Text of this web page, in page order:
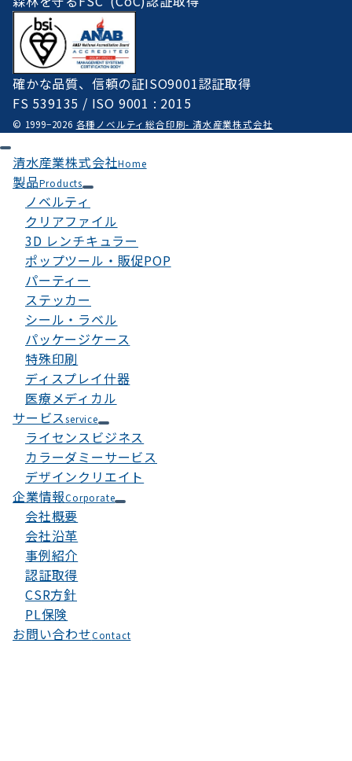
確かな品質、信頼の証ISO9001認証取得
FS 539135 / ISO 9001 : 2015
© 1999−2026 各種ノベルティ総合印刷- 清水産業株式会社
清水産業株式会社Home
製品Products
ノベルティ
クリアファイル
3D レンチキュラー
ポップツール・販促POP
パーティー
ステッカー
シール・ラベル
パッケージケース
特殊印刷
ディスプレイ什器
医療メディカル
サービスservice
ライセンスビジネス
カラーダミーサービス
デザインクリエイト
企業情報Corporate
会社概要
会社沿革
事例紹介
認証取得
CSR方針
PL保険
お問い合わせContact